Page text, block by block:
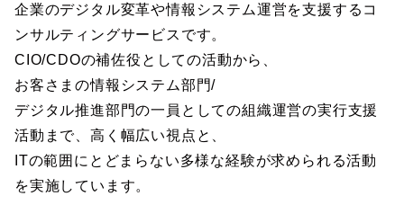
企業のデジタル変革や情報システム運営を支援するコ
ンサルティングサービスです。
CIO/CDOの補佐役としての活動から、
お客さまの情報システム部門/
デジタル推進部門の一員としての組織運営の実行支援
活動まで、高く幅広い視点と、
ITの範囲にとどまらない多様な経験が求められる活動
を実施しています。